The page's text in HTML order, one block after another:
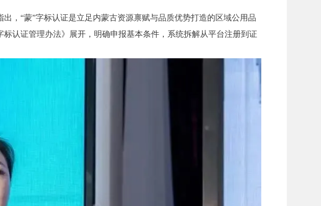
，“蒙”字标认证是立足内蒙古资源禀赋与品质优势打造的区域公用品
认证管理办法》展开，明确申报基本条件，系统拆解从平台注册到证